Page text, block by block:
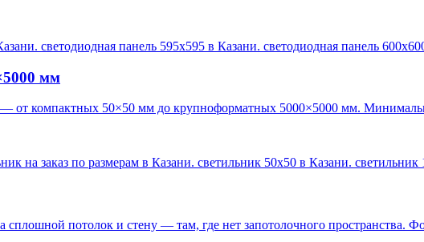
светодиодная панель 595х595 в Казани. светодиодная панель
мм
от компактных 50×50 мм до крупноформатных 5000×5000 мм.
на заказ по размерам в Казани. светильник 50х50 в Казани.
сплошной потолок и стену — там, где нет запотолочного